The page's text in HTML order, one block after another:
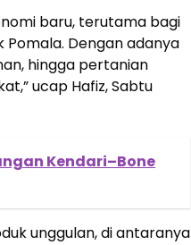
baru, terutama bagi
Dengan adanya
hingga pertanian
ucap Hafiz, Sabtu
Kendari–Bone
unggulan, di antaranya